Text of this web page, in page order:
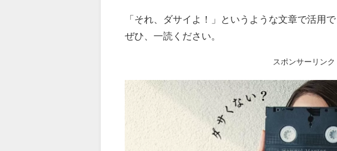
「それ、ダサイよ！」というような文章で活用で
ぜひ、一読ください。
スポンサーリンク